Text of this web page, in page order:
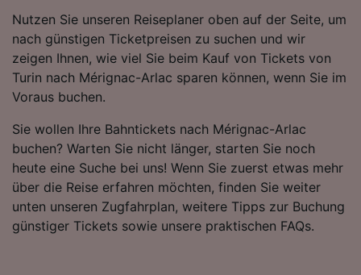
Nutzen Sie unseren Reiseplaner oben auf der Seite, um
nach günstigen Ticketpreisen zu suchen und wir
zeigen Ihnen, wie viel Sie beim Kauf von Tickets von
Turin nach Mérignac-Arlac sparen können, wenn Sie im
Voraus buchen.
Sie wollen Ihre Bahntickets nach Mérignac-Arlac
buchen? Warten Sie nicht länger, starten Sie noch
heute eine Suche bei uns! Wenn Sie zuerst etwas mehr
über die Reise erfahren möchten, finden Sie weiter
unten unseren Zugfahrplan, weitere Tipps zur Buchung
günstiger Tickets sowie unsere praktischen FAQs.
Entwicklung und Verbesserung von
Angeboten.
Liste der Partner (Lieferanten)